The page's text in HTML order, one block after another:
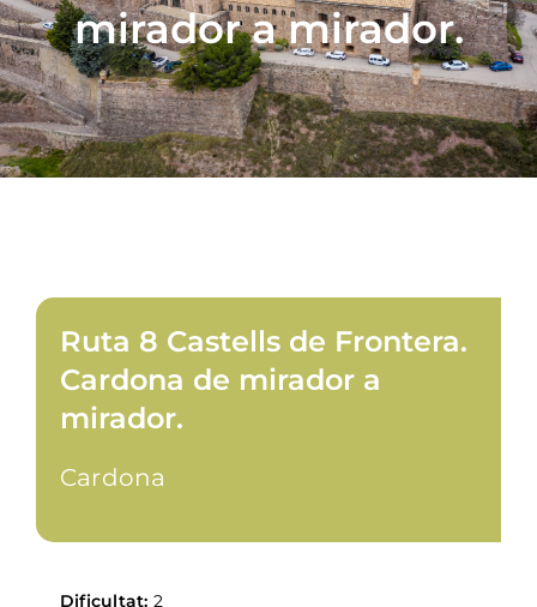
Planificamirador a mirador.
Ruta 8 Castells de Frontera.
Cardona de mirador a
mirador.
Cardona
Dificultat: 2